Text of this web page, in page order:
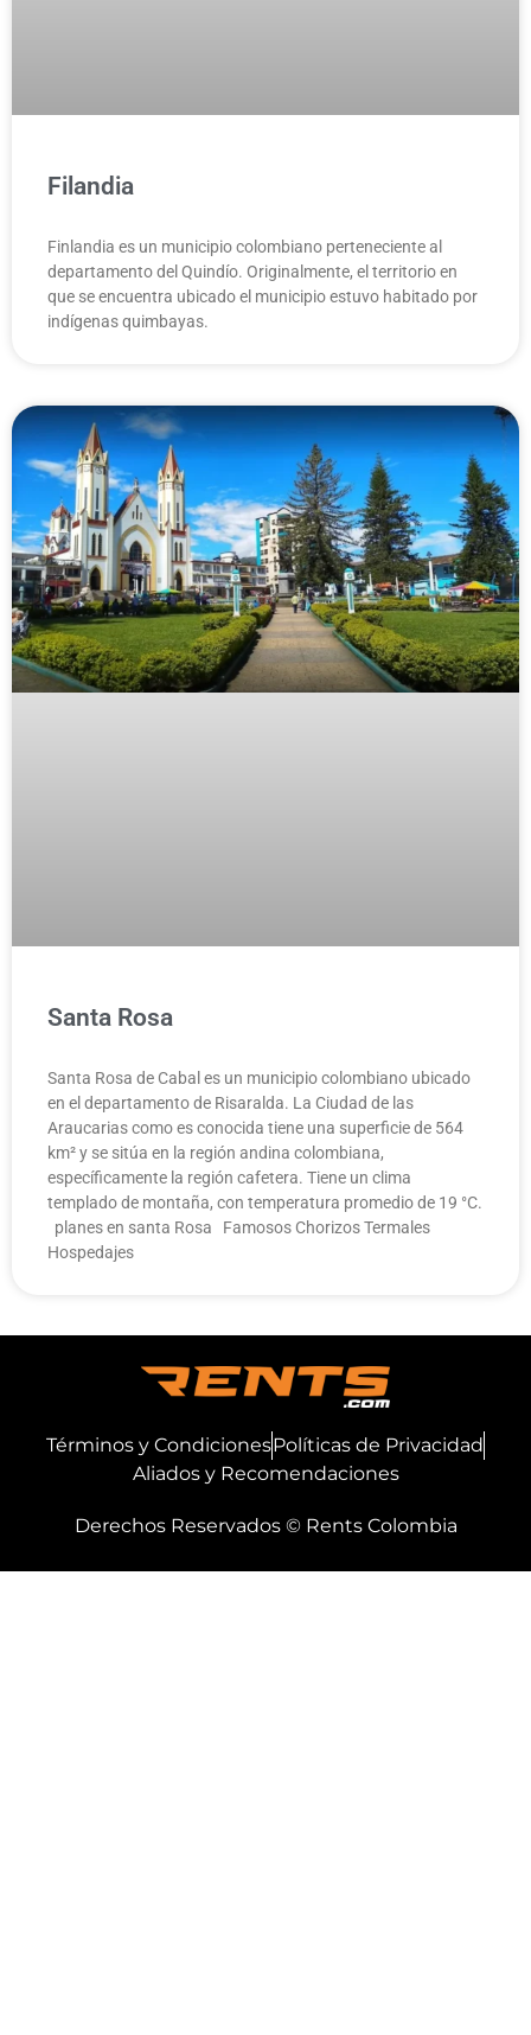
Filandia
Finlandia es un municipio colombiano perteneciente al
departamento del Quindío.​ Originalmente, el territorio en
que se encuentra ubicado el municipio estuvo habitado por
indígenas quimbayas.
Santa Rosa
Santa Rosa de Cabal es un municipio colombiano ubicado
en el departamento de Risaralda. La Ciudad de las
Araucarias como es conocida tiene una superficie de 564
km² y se sitúa en la región andina colombiana,
específicamente la región cafetera. Tiene un clima
templado de montaña, con temperatura promedio de 19 °C.
planes en santa Rosa Famosos Chorizos Termales
Hospedajes
Términos y CondicionesPolíticas de Privacidad
Aliados y Recomendaciones
Derechos Reservados © Rents Colombia